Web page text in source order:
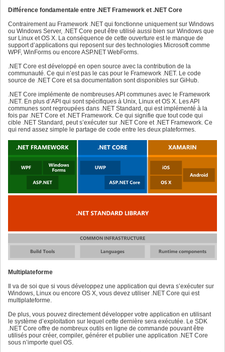
Différence fondamentale entre .NET Framework et .NET Core
Contrairement au Framework .NET qui fonctionne uniquement sur Windows
ou Windows Server, .NET Core peut être utilisé aussi bien sur Windows que
sur Linux et OS X. La conséquence de cette ouverture est le manque de
support d’applications qui reposent sur des technologies Microsoft comme
WPF, WinForms ou encore ASP.NET WebForms.
.NET Core est développé en open source avec la contribution de la
communauté. Ce qui n’est pas le cas pour le Framework .NET. Le code
source de .NET Core et sa documentation sont disponibles sur GiHub.
.NET Core implémente de nombreuses API communes avec le Framework
.NET. En plus d’API qui sont spécifiques à Unix, Linux et OS X. Les API
communes sont regroupées dans .NET Standard, qui est implémenté à la
fois par .NET Core et .NET Framework. Ce qui signifie que tout code qui
cible .NET Standard, peut s’exécuter sur .NET Core et .NET Framework. Ce
qui rend assez simple le partage de code entre les deux plateformes.
Multiplateforme
Il va de soi que si vous développez une application qui devra s’exécuter sur
Windows, Linux ou encore OS X, vous devez utiliser .NET Core qui est
multiplateforme.
De plus, vous pouvez directement développer votre application en utilisant
le système d’exploitation sur lequel cette dernière sera exécutée. Le SDK
.NET Core offre de nombreux outils en ligne de commande pouvant être
utilisés pour créer, compiler, générer et publier une application .NET Core
sous n’importe quel OS.